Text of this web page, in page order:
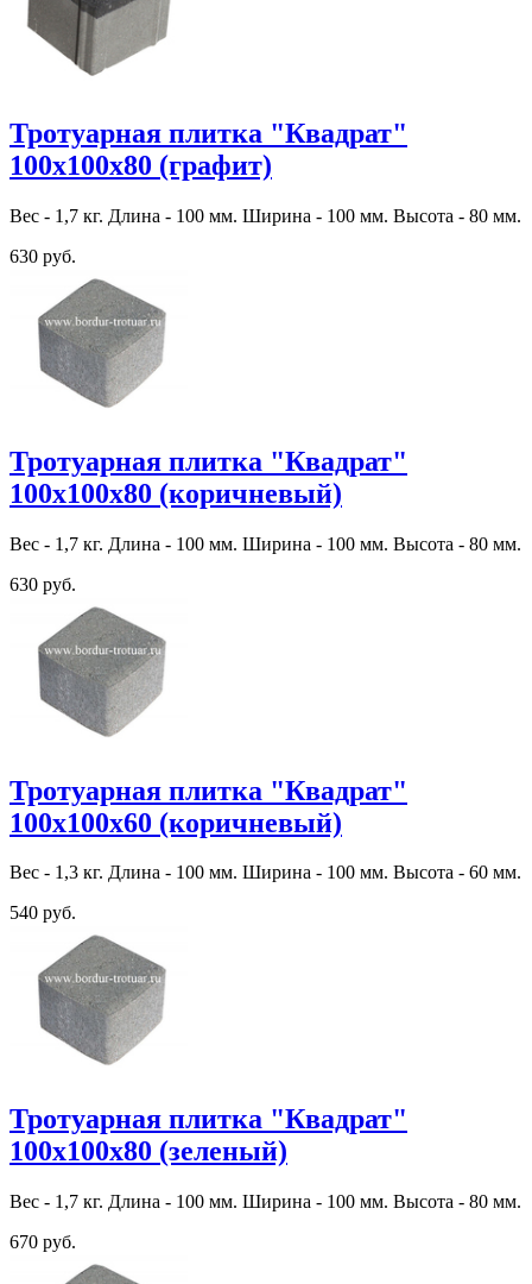
Тротуарная плитка "Квадрат"
100х100х80 (графит)
Вес - 1,7 кг. Длина - 100 мм. Ширина - 100 мм. Высота - 80 мм.
630 руб.
Тротуарная плитка "Квадрат"
100х100х80 (коричневый)
Вес - 1,7 кг. Длина - 100 мм. Ширина - 100 мм. Высота - 80 мм.
630 руб.
Тротуарная плитка "Квадрат"
100х100х60 (коричневый)
Вес - 1,3 кг. Длина - 100 мм. Ширина - 100 мм. Высота - 60 мм.
540 руб.
Тротуарная плитка "Квадрат"
100х100х80 (зеленый)
Вес - 1,7 кг. Длина - 100 мм. Ширина - 100 мм. Высота - 80 мм.
670 руб.